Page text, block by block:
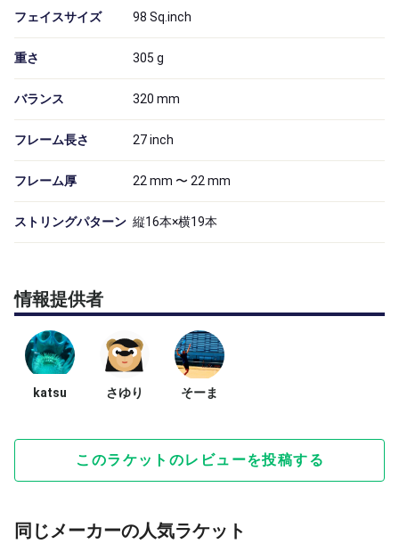
フェイスサイズ 98 Sq.inch
重さ 305 g
バランス 320 mm
フレーム長さ 27inch
フレーム厚 22 mm 〜 22 mm
ストリングパターン 縦16本×横19本
情報提供者
katsu さゆり そーま
このラケットのレビューを投稿する
同じメーカーの人気ラケット